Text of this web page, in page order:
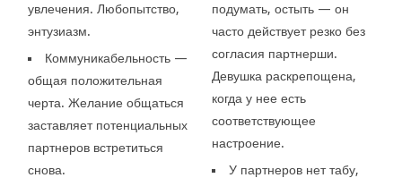
увлечения. Любопытство,
энтузиазм.
Коммуникабельность —
общая положительная
черта. Желание общаться
заставляет потенциальных
партнеров встретиться
снова.
подумать, остыть — он
часто действует резко без
согласия партнерши.
Девушка раскрепощена,
когда у нее есть
соответствующее
настроение.
У партнеров нет табу,